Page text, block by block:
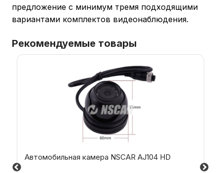
предложение с минимум тремя подходящими
вариантами комплектов видеонаблюдения.
Рекомендуемые товары
Автомобильная камера NSCAR AJ104 HD